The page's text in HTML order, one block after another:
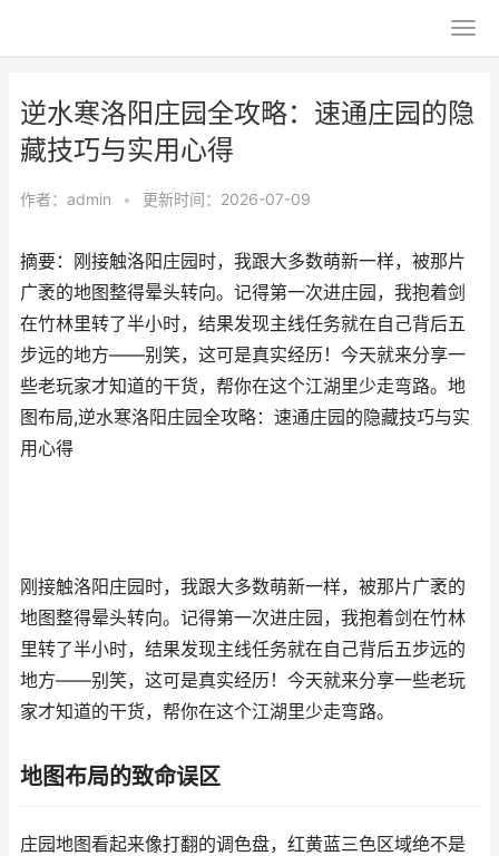
逆水寒洛阳庄园全攻略：速通庄园的隐
藏技巧与实用心得
作者： admin • 更新时间：2026-07-09
摘要：刚接触洛阳庄园时，我跟大多数萌新一样，被那片
广袤的地图整得晕头转向。记得第一次进庄园，我抱着剑
在竹林里转了半小时，结果发现主线任务就在自己背后五
步远的地方——别笑，这可是真实经历！今天就来分享一
些老玩家才知道的干货，帮你在这个江湖里少走弯路。地
图布局,逆水寒洛阳庄园全攻略：速通庄园的隐藏技巧与实
用心得
刚接触洛阳庄园时，我跟大多数萌新一样，被那片广袤的
地图整得晕头转向。记得第一次进庄园，我抱着剑在竹林
里转了半小时，结果发现主线任务就在自己背后五步远的
地方——别笑，这可是真实经历！今天就来分享一些老玩
家才知道的干货，帮你在这个江湖里少走弯路。
地图布局的致命误区
庄园地图看起来像打翻的调色盘，红黄蓝三色区域绝不是